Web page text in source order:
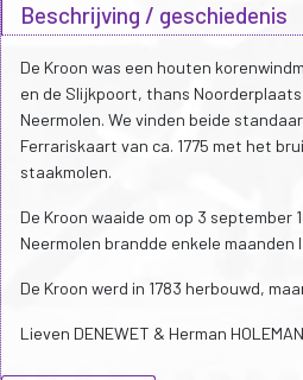
Beschrijving / geschiedenis
De Kroon was een houten
en de Slijkpoort, thans
Neermolen. We vinden beide
Ferrariskaart van ca. 1775 met het
staakmolen.
De Kroon waaide om op 3 september
Neermolen brandde enkele maanden
De Kroon werd in 1783 herbouwd,
Lieven DENEWET & Herman